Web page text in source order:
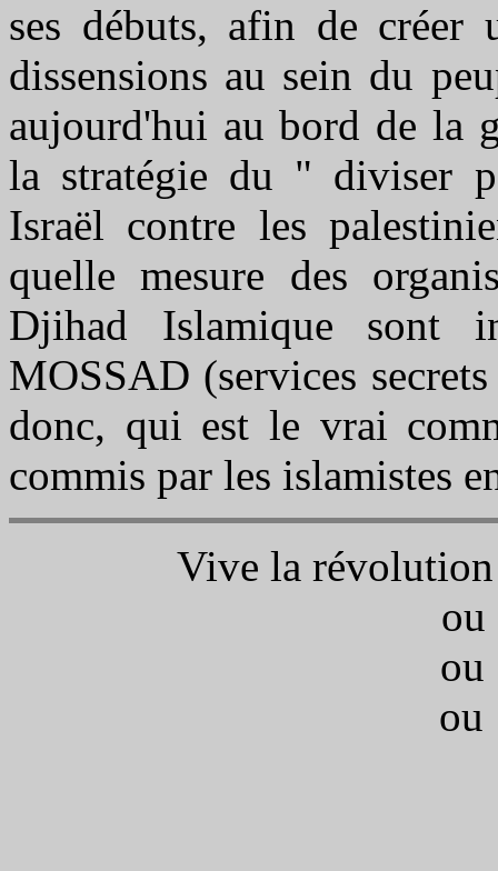
ses débuts, afin de créer
dissensions au sein du
aujourd'hui au bord de la
la stratégie du " diviser
Israël contre les
quelle mesure des
Djihad Islamique sont
MOSSAD (services
donc, qui est le vrai
commis par les islamistes
Vive la
ou
ou
ou